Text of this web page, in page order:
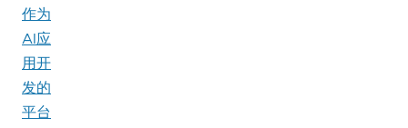
作为
AI应
用开
发的
平台